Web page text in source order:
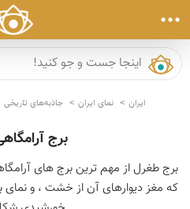
ایران نمای ایران جاذبه‌های تاریخی
برج
برج طغرل از مهم ترین برج های
که مغز دیوارهای آن از خشت ، و